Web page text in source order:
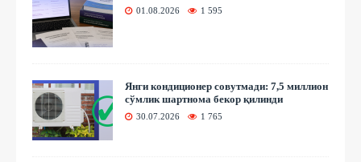
01.08.2026 1 595
Янги кондиционер совутмади: 7,5 миллион
сўмлик шартнома бекор қилинди
30.07.2026 1 765